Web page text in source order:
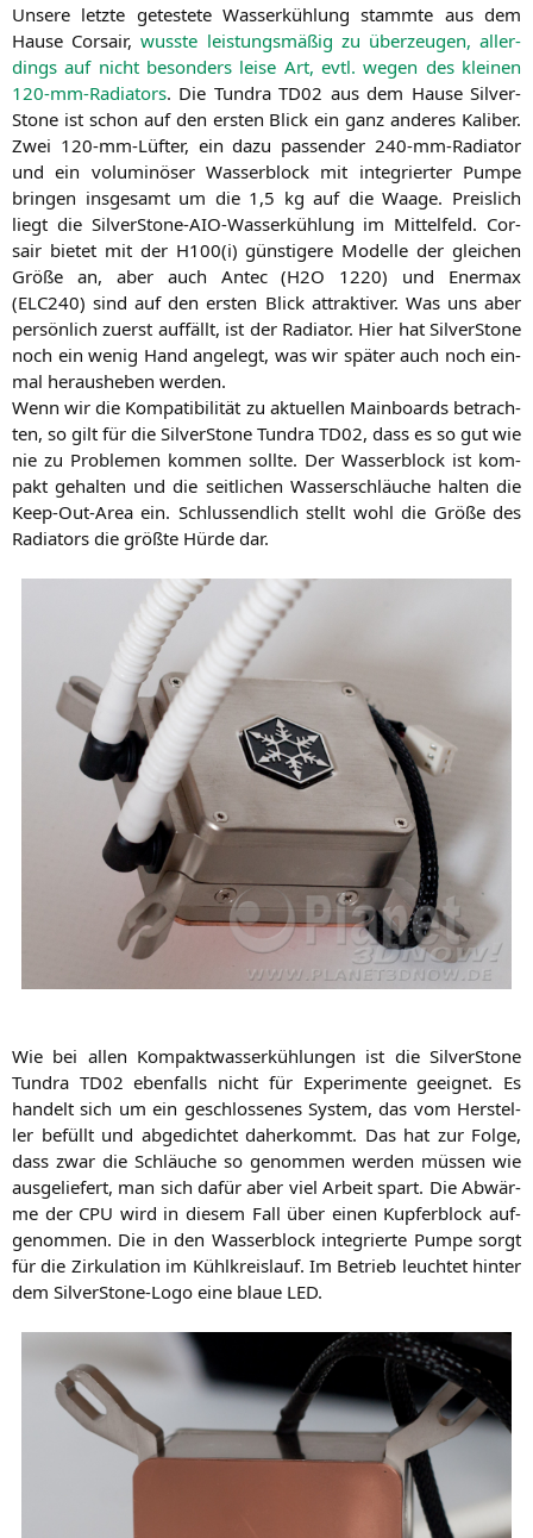
Unse­re letz­te getes­te­te Was­ser­küh­lung stamm­te aus dem
Hau­se Cor­sair,wuss­te leis­tungs­mä­ßig zu über­zeu­gen, aller­
dings auf nicht beson­ders lei­se Art, evtl. wegen des klei­nen
120-mm-Radia­tors. Die Tun­draTD02 aus dem Hau­se Sil­ver­
Stone ist schon auf den ers­ten Blick ein ganz ande­res Kali­ber.
Zwei 120-mm-Lüf­ter, ein dazu pas­sen­der 240-mm-Radia­tor
und ein volu­mi­nö­ser Was­ser­block mit inte­grier­ter Pum­pe
brin­gen ins­ge­samt um die 1,5 kg auf die Waa­ge. Preis­lich
liegt die Sil­ver­Stone-AIO-Was­ser­küh­lung im Mit­tel­feld. Cor­
sair bie­tet mit der H100(i) güns­ti­ge­re Model­le der glei­chen
Grö­ße an, aber auch Antec (H2O 1220) und Ener­max
(ELC240) sind auf den ers­ten Blick attrak­ti­ver. Was uns aber
per­sön­lich zuerst auf­fällt, ist der Radia­tor. Hier hat Sil­ver­Stone
noch ein wenig Hand ange­legt, was wir spä­ter auch noch ein­
mal her­aus­he­ben werden.
Wenn wir die Kom­pa­ti­bi­li­tät zu aktu­el­len Main­boards betrach­
ten, so gilt für die Sil­ver­Stone Tun­dra TD02, dass es so gut wie
nie zu Pro­ble­men kom­men soll­te. Der Was­ser­block ist kom­
pakt gehal­ten und die seit­li­chen Was­ser­schläu­che hal­ten die
Keep-Out-Area ein. Schluss­end­lich stellt wohl die Grö­ße des
Radia­tors die größ­te Hür­de dar.
Wie bei allen Kom­pakt­was­ser­küh­lun­gen ist die Sil­ver­Stone
Tun­dra TD02 eben­falls nicht für Expe­ri­men­te geeig­net. Es
han­delt sich um ein geschlos­se­nes Sys­tem, das vom Her­stel­
ler befüllt und abge­dich­tet daher­kommt. Das hat zur Fol­ge,
dass zwar die Schläu­che so genom­men wer­den müs­sen wie
aus­ge­lie­fert, man sich dafür aber viel Arbeit spart. Die Abwär­
me der CPU wird in die­sem Fall über einen Kup­fer­block auf­
ge­nom­men. Die in den Was­ser­block inte­grier­te Pum­pe sorgt
für die Zir­ku­la­ti­on im Kühl­kreis­lauf. Im Betrieb leuch­tet hin­ter
dem Sil­ver­Stone-Logo eine blaue LED.